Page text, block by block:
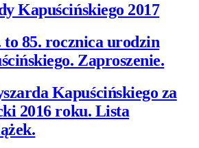
Kapuścińskiego 2017
to 85. rocznica urodzin
Zaproszenie.
Kapuścińskiego za
2016 roku. Lista